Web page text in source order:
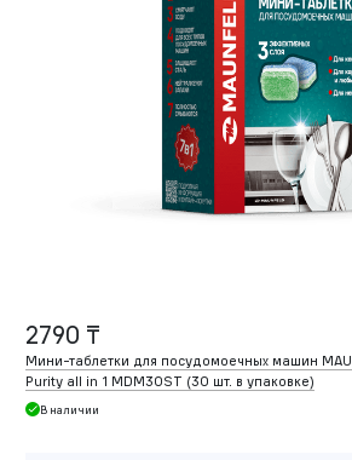
2790 ₸
Мини-таблетки для посудомоечных машин
Purity all in 1 MDM30ST (30 шт. в упаковке)
В наличии